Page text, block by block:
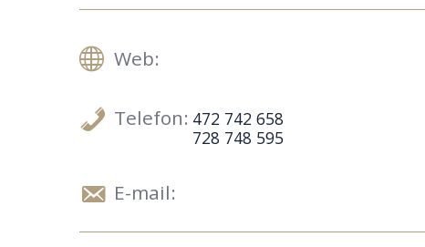
Web:
Telefon: 472 742 658
728 748 595
E-mail: